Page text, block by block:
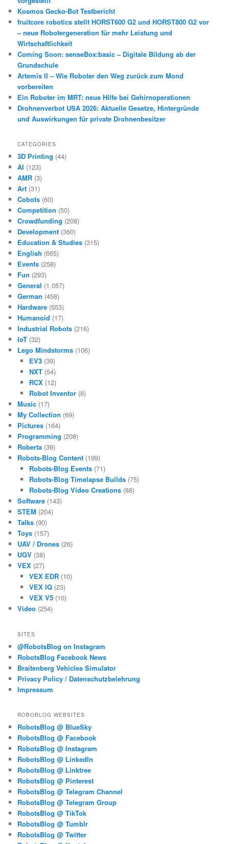
Kosmos Gecko-Bot Testbericht
fruitcore robotics stellt HORST600 G2 und HORST800 G2 vor
– neue Robotergeneration für mehr Leistung und
Wirtschaftlichkeit
Coming Soon: senseBox:basic – Digitale Bildung ab der
Grundschule
Artemis II – Wie Roboter den Weg zurück zum Mond
vorbereiten
Ein Roboter im MRT: neue Hilfe bei Gehirnoperationen
Drohnenverbot USA 2026: Aktuelle Gesetze, Hintergründe
und Auswirkungen für private Drohnenbesitzer
CATEGORIES
3D Printing (44)
AI (123)
AMR (3)
Art (31)
Cobots (60)
Competition (50)
Crowdfunding (208)
Development (360)
Education & Studies (315)
English (665)
Events (258)
Fun (293)
General (1.057)
German (458)
Hardware (553)
Humanoid (17)
Industrial Robots (216)
IoT (32)
Lego Mindstorms (106)
EV3(39)
NXT(54)
RCX(12)
Robot Inventor(8)
Music (17)
My Collection (69)
Pictures (164)
Programming (208)
Roberta (39)
Robots-Blog Content (199)
Robots-Blog Events(71)
Robots-Blog Timelapse Builds(75)
Robots-Blog Video Creations(88)
Software (143)
STEM (204)
Talks (90)
Toys (157)
UAV / Drones (26)
UGV (38)
VEX (27)
VEX EDR(10)
VEX IQ(23)
VEX V5(10)
Video (254)
SITES
@RobotsBlog on Instagram
RobotsBlog Facebook News
Braitenberg Vehicles Simulator
Privacy Policy / Datenschutzbelehrung
Impressum
ROBOBLOG WEBSITES
RobotsBlog @ BlueSky
RobotsBlog @ Facebook
RobotsBlog @ Instagram
RobotsBlog @ LinkedIn
RobotsBlog @ Linktree
RobotsBlog @ Pinterest
RobotsBlog @ Telegram Channel
RobotsBlog @ Telegram Group
RobotsBlog @ TikTok
RobotsBlog @ Tumblr
RobotsBlog @ Twitter